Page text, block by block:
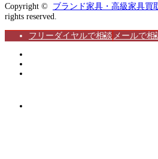
Copyright © ブランド家具・高級家具買
rights reserved.
フリーダイヤルで相談 メールで相